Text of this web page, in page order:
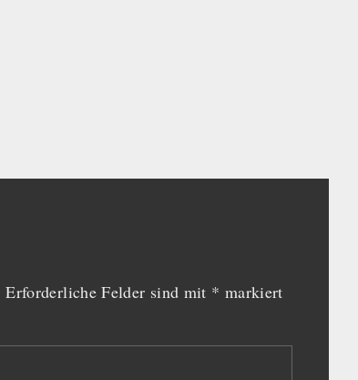
Erforderliche Felder sind mit * markiert